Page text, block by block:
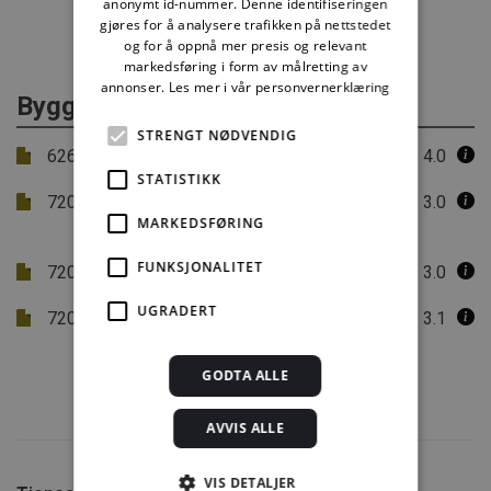
Byggforvaltning
626.102 4.0
720.302
eksisterende bygninger
3.0
720.306 Brannteknisk tilstandsanalyse 3.0
720.315
Brannteknisk utbedring av murgårder
3.1
anonymt id-nummer. Denne identifiseringen
gjøres for å analysere trafikken på nettstedet
og for å oppnå mer presis og relevant
markedsføring i form av målretting av
annonser. Les mer i vår personvernerklæring
STRENGT NØDVENDIG
STATISTIKK
MARKEDSFØRING
FUNKSJONALITET
UGRADERT
GODTA ALLE
AVVIS ALLE
VIS DETALJER